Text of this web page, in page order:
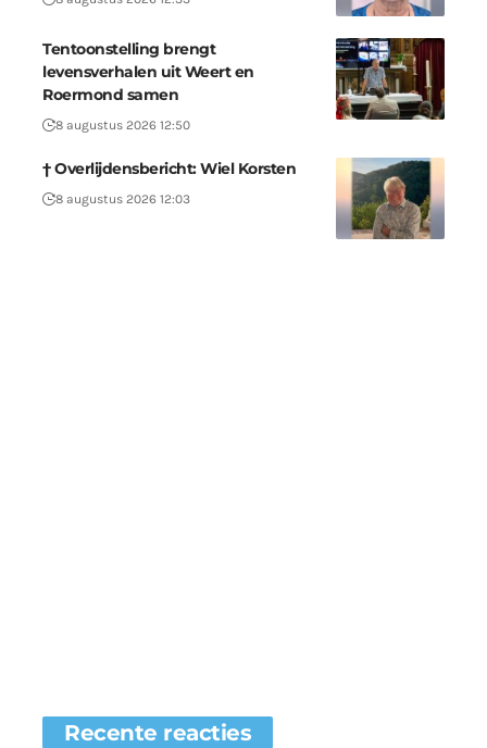
Tentoonstelling brengt
levensverhalen uit Weert en
Roermond samen
8 augustus 2026 12:50
† Overlijdensbericht: Wiel Korsten
8 augustus 2026 12:03
Recente reacties